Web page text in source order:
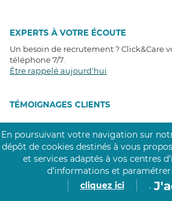
EXPERTS À VOTRE ÉCOUTE
Un besoin de recrutement ? Click&Care
téléphone 7/7
Être rappelé aujourd'hui
TÉMOIGNAGES CLIENTS
4,6/5
Avis clients récoltés sur
Google
En poursuivant votre navigation sur
dépôt de cookies destinés à vous
et services adaptés à vos centres
d’informations et paramétrer
cliquez ici
.